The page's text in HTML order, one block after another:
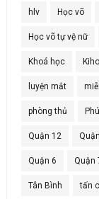
hlv Học võ
Học võ tự vệ nữ
Khoá học
luyện mắt
phòng thủ
Quận 12
Quận 6 Quận
Tân Bình tấn